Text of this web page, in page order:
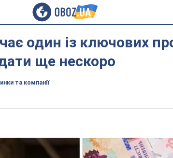
один із ключових
ще нескоро
та компанії